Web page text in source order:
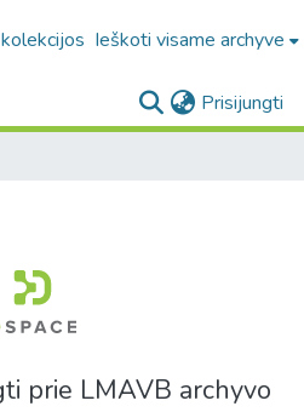
Ieškoti visame archyve
Prisijungti
prie LMAVB archyvo